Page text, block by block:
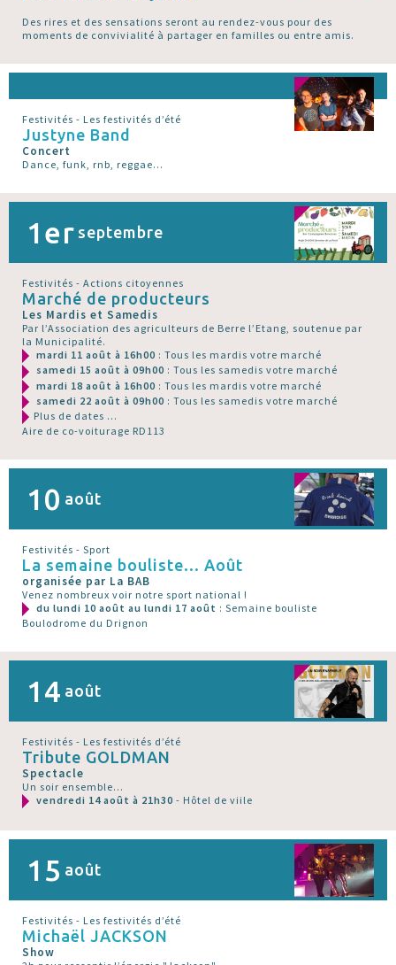
Des rires et des sensations seront au rendez-vous pour des
moments de convivialité à partager en familles ou entre amis.
Festivités - Les festivités d’été
Justyne Band
Concert
Dance, funk, rnb, reggae...
1er septembre
Festivités - Actions citoyennes
Marché de producteurs
Les Mardis et Samedis
Par l’Association des agriculteurs de Berre l’Etang, soutenue par
la Municipalité.
mardi 11 août à 16h00 : Tous les mardis votre marché
samedi 15 août à 09h00 : Tous les samedis votre marché
mardi 18 août à 16h00 : Tous les mardis votre marché
samedi 22 août à 09h00 : Tous les samedis votre marché
Plus de dates ...
Aire de co-voiturage RD113
10 août
Festivités - Sport
La semaine bouliste... Août
organisée par La BAB
Venez nombreux voir notre sport national !
du lundi 10 août au lundi 17 août : Semaine bouliste
Boulodrome du Drignon
14 août
Festivités - Les festivités d’été
Tribute GOLDMAN
Spectacle
Un soir ensemble...
vendredi 14 août à 21h30 - Hôtel de viile
15 août
Festivités - Les festivités d’été
Michaël JACKSON
Show